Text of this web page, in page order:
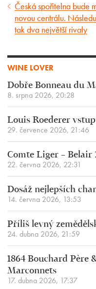
Předcházející
článek
Česká spořitelna bude
novou centrálu.
tak dva největší rivaly
WINE LOVER
Dobře Bonneau du
8. srpna 2026, 20:28
Louis Roederer
29. července 2026, 21:46
Comte Liger – Belair
22. června 2026, 22:31
Dosáž nejlepších
14. června 2026, 13:53
Příliš levný
24. dubna 2026, 21:59
1864 Bouchard Père
Marconnets
17. dubna 2026, 17:37